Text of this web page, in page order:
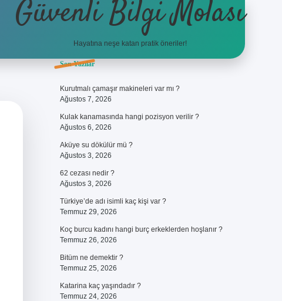
Güvenli Bilgi Molası
Hayatına neşe katan pratik öneriler!
Sidebar
Son Yazılar
Kurutmalı çamaşır makineleri var mı ?
Ağustos 7, 2026
Kulak kanamasında hangi pozisyon verilir ?
Ağustos 6, 2026
Aküye su dökülür mü ?
Ağustos 3, 2026
62 cezası nedir ?
Ağustos 3, 2026
Türkiye’de adı isimli kaç kişi var ?
Temmuz 29, 2026
Koç burcu kadını hangi burç erkeklerden hoşlanır ?
Temmuz 26, 2026
Bitüm ne demektir ?
Temmuz 25, 2026
Katarina kaç yaşındadır ?
Temmuz 24, 2026
betcipiabellacasino sitesi